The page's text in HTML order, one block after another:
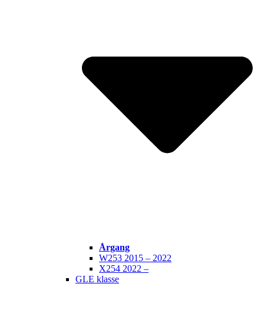
Årgang
W253 2015 – 2022
X254 2022 –
GLE klasse